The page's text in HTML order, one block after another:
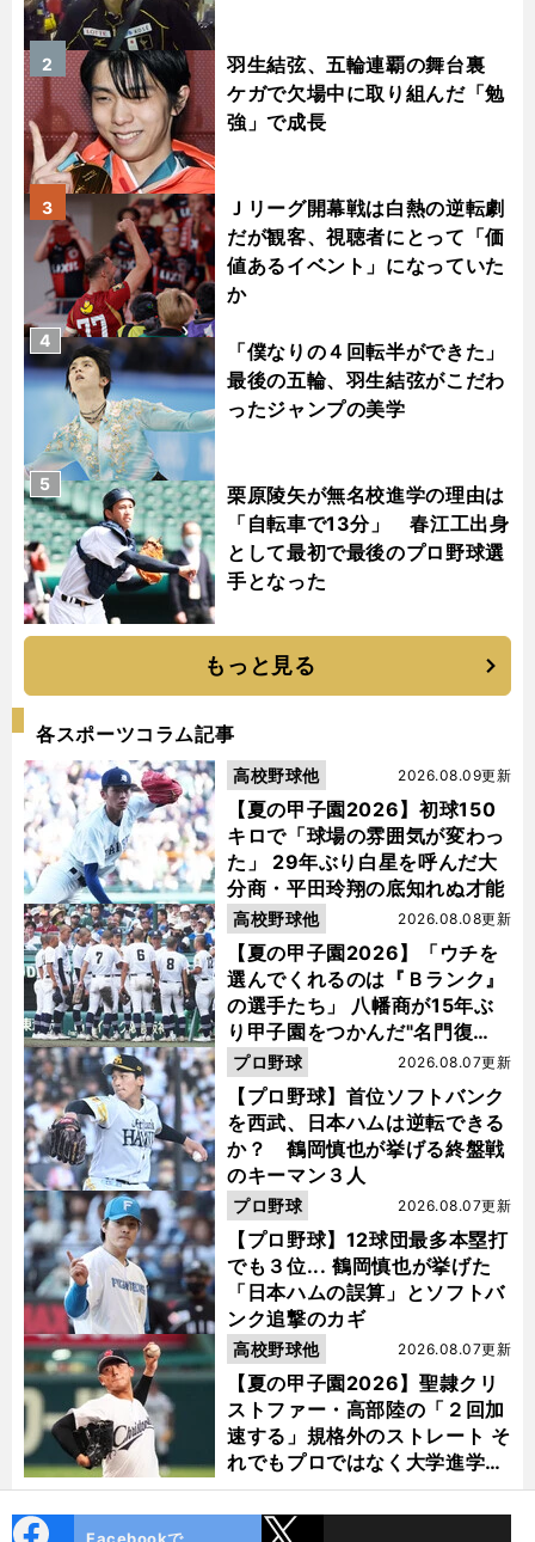
羽生結弦、五輪連覇の舞台裏
ケガで欠場中に取り組んだ「勉
強」で成長
2
Ｊリーグ開幕戦は白熱の逆転劇
だが観客、視聴者にとって「価
値あるイベント」になっていた
か
3
「僕なりの４回転半ができた」
最後の五輪、羽生結弦がこだわ
ったジャンプの美学
4
栗原陵矢が無名校進学の理由は
「自転車で13分」 春江工出身
として最初で最後のプロ野球選
手となった
5
もっと見る
各スポーツコラム記事
【夏の甲子園2026】初球150
キロで「球場の雰囲気が変わっ
た」 29年ぶり白星を呼んだ大
分商・平田玲翔の底知れぬ才能
2026.08.09更新
高校野球他
【夏の甲子園2026】「ウチを
選んでくれるのは『Ｂランク』
の選手たち」 八幡商が15年ぶ
り甲子園をつかんだ"名門復
活"の舞台裏
2026.08.08更新
高校野球他
【プロ野球】首位ソフトバンク
を西武、日本ハムは逆転できる
か？ 鶴岡慎也が挙げる終盤戦
のキーマン３人
2026.08.07更新
プロ野球
【プロ野球】12球団最多本塁打
でも３位... 鶴岡慎也が挙げた
「日本ハムの誤算」とソフトバ
ンク追撃のカギ
2026.08.07更新
プロ野球
【夏の甲子園2026】聖隷クリ
ストファー・高部陸の「２回加
速する」規格外のストレート そ
れでもプロではなく大学進学を
選ぶ理由
2026.08.07更新
高校野球他